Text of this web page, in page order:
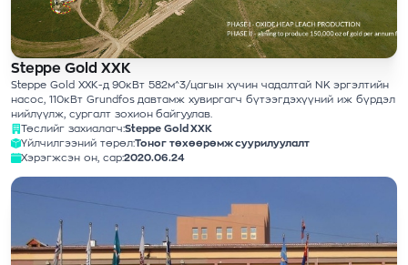
Steppe Gold ХХК
Steppe Gold ХХК-д 90кВт 582м^3/цагын хүчин чадалтай NK эргэлтийн
насос, 110кВт Grundfos давтамж хувиргагч бүтээгдэхүүний иж бүрдэл
нийлүүлж, сургалт зохион байгуулав.
Төслийг захиалагч:Steppe Gold ХХК
Үйлчилгээний төрөл:Тоног төхөөрөмж суурилуулалт
Хэрэгжсэн он, сар:2020.06.24